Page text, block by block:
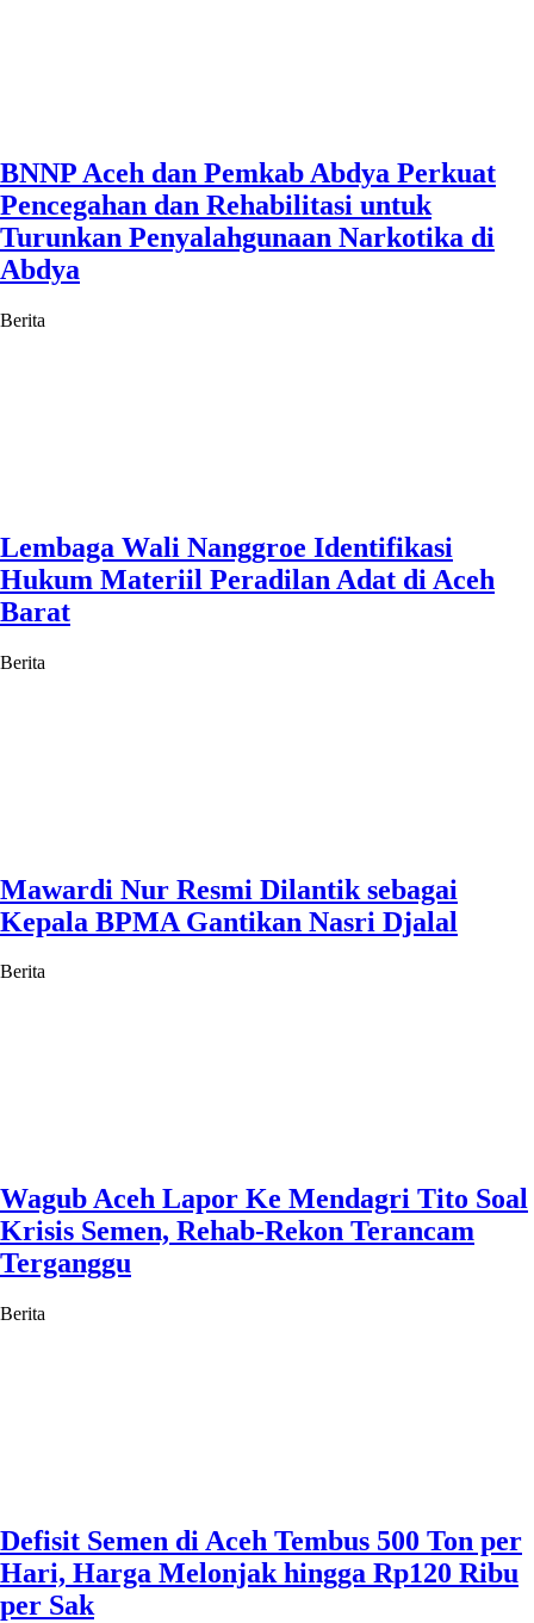
BNNP Aceh dan Pemkab Abdya Perkuat
Pencegahan dan Rehabilitasi untuk
Turunkan Penyalahgunaan Narkotika di
Abdya
Berita
Lembaga Wali Nanggroe Identifikasi
Hukum Materiil Peradilan Adat di Aceh
Barat
Berita
Mawardi Nur Resmi Dilantik sebagai
Kepala BPMA Gantikan Nasri Djalal
Berita
Wagub Aceh Lapor Ke Mendagri Tito Soal
Krisis Semen, Rehab-Rekon Terancam
Terganggu
Berita
Defisit Semen di Aceh Tembus 500 Ton per
Hari, Harga Melonjak hingga Rp120 Ribu
per Sak